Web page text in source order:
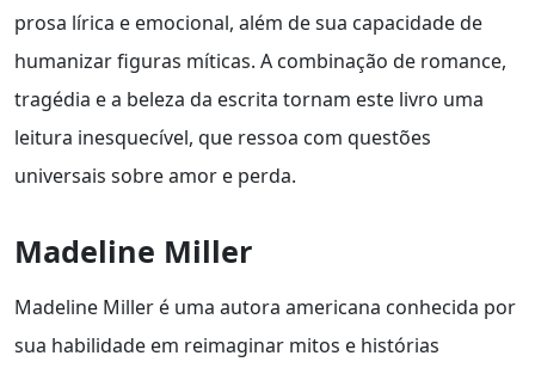
prosa lírica e emocional, além de sua capacidade de
humanizar figuras míticas. A combinação de romance,
tragédia e a beleza da escrita tornam este livro uma
leitura inesquecível, que ressoa com questões
universais sobre amor e perda.
Madeline Miller
Madeline Miller é uma autora americana conhecida por
sua habilidade em reimaginar mitos e histórias